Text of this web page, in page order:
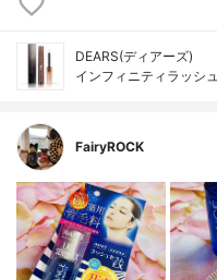
DEARS(ディアーズ)
インフィニティラッシュ
FairyROCK